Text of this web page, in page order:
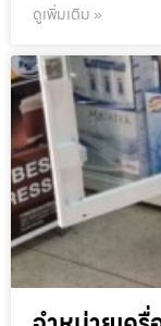
ดูเพิ่มเติม »